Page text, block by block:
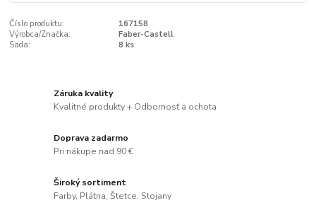
Číslo produktu:
167158
Výrobca/Značka:
Faber-Castell
Sada:
8 ks
Záruka kvality
Kvalitné produkty + Odbornosť a ochota
Doprava zadarmo
Pri nákupe nad 90 €
Široký sortiment
Farby, Plátna, Štetce, Stojany